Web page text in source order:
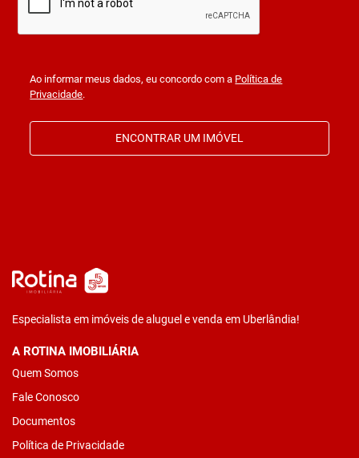
Ao informar meus dados, eu concordo com a Política de
Privacidade.
ENCONTRAR UM IMÓVEL
Especialista em imóveis de aluguel e venda em Uberlândia!
A ROTINA IMOBILIÁRIA
Quem Somos
Fale Conosco
Documentos
Política de Privacidade